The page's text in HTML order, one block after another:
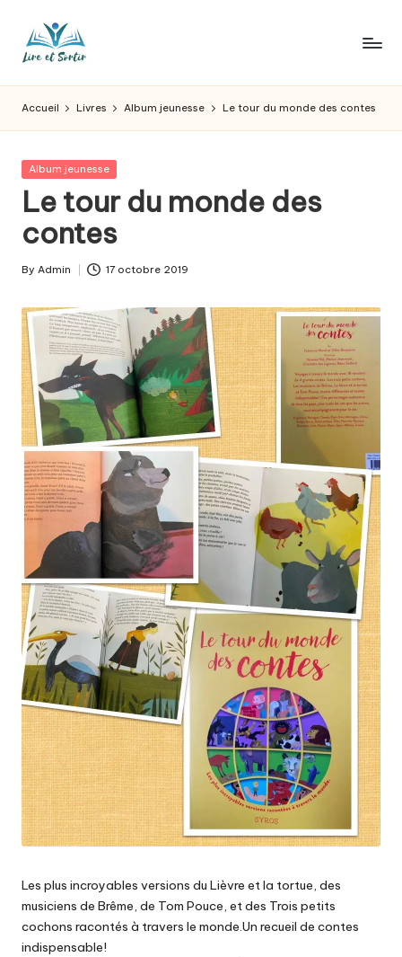
L
ir
e
e
t
s
o
r
t
ir
pour
les
goûts,
des
pour
Accueil Livres Album jeunesse Le tour du monde des contes
Posted
Album jeunesse
Le tour du monde des
contes
Posted
By Admin 17 octobre 2019
Les plus incroyables versions du Lièvre et la tortue, des
musiciens de Brême, de Tom Pouce, et des Trois petits
cochons racontés à travers le monde.Un recueil de contes
indispensable!